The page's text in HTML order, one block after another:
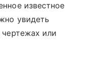
известное
увидеть
или